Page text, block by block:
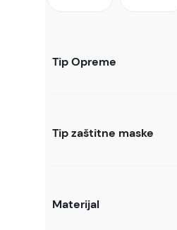
Tip Opreme
Tip zaštitne maske
Materijal